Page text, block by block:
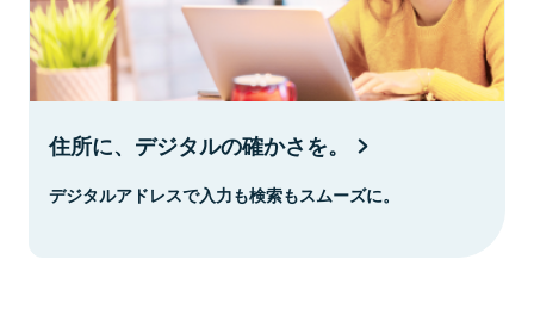
住所に、デジタルの確かさを。
デジタルアドレスで入力も検索もスムーズに。